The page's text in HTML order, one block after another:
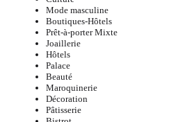
Mode masculine
Boutiques-Hôtels
Prêt-à-porter Mixte
Joaillerie
Hôtels
Palace
Beauté
Maroquinerie
Décoration
Pâtisserie